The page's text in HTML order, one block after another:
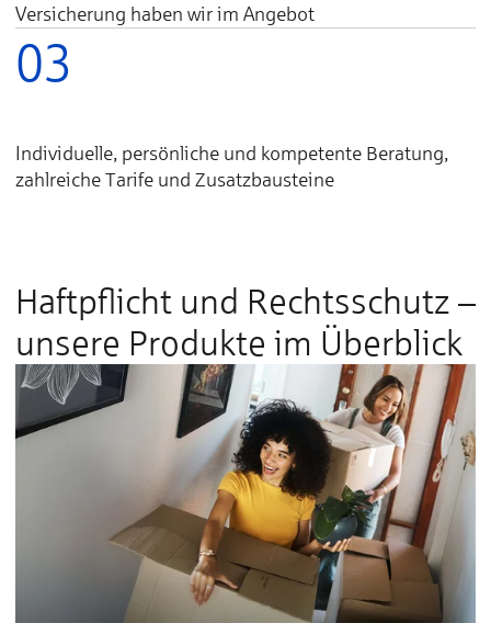
Versicherung haben wir im Angebot
03
Individuelle, persönliche und kompetente Beratung,
zahlreiche Tarife und Zusatzbausteine
Haftpflicht und Rechtsschutz –
unsere Produkte im Überblick